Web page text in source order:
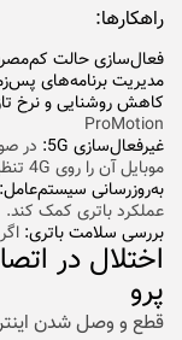
راهکارها:
فعال‌سازی حالت
مدیریت برنامه‌های
کاهش روشنایی و نرخ
ProMotion
غیرفعال‌سازی 5G:
موبایل آن را روی 4G تنظیم کنید.
به‌روزرسانی سیستم‌عامل:
عملکرد باتری کمک کند.
بررسی سلامت باتری: اگر
پرو
قطع و وصل شدن